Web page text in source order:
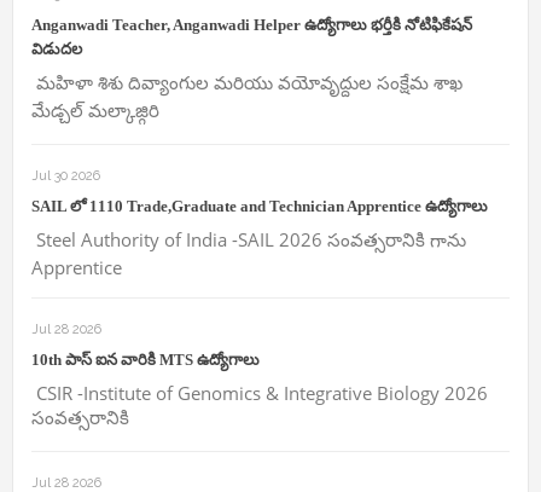
Anganwadi Teacher, Anganwadi Helper ఉద్యోగాలు భర్తీకి నోటిఫికేషన్
విడుదల
మహిళా శిశు దివ్యాంగుల మరియు వయోవృద్దుల సంక్షేమ శాఖ
మేడ్చల్ మల్కాజ్గిరి
Jul 30 2026
SAIL లో 1110 Trade,Graduate and Technician Apprentice ఉద్యోగాలు
Steel Authority of India -SAIL 2026 సంవత్సరానికి గాను
Apprentice
Jul 28 2026
10th పాస్ ఐన వారికి MTS ఉద్యోగాలు
CSIR -Institute of Genomics & Integrative Biology 2026
సంవత్సరానికి
Jul 28 2026